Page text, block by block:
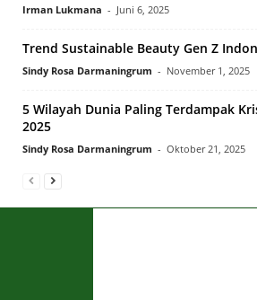
Irman Lukmana - Juni 6, 2025
Trend Sustainable Beauty Gen Z
Sindy Rosa Darmaningrum - November 1, 2025
5 Wilayah Dunia Paling Terdampak
2025
Sindy Rosa Darmaningrum - Oktober 21, 2025